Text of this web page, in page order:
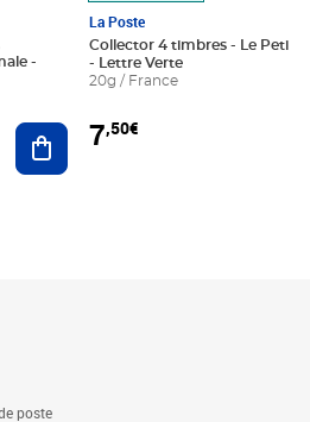
Ajouter au panier
La Poste
Collector 4 timbres - Le Petit
- Lettre Verte
20g / France
7,50€
poste